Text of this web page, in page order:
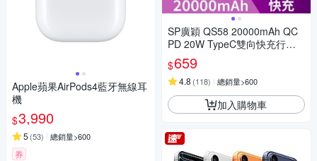
Apple蘋果AirPods4藍牙無線耳
機
$3,990
5 (53) 總銷量>600
券
SP廣穎 QS58 20000mAh QC
PD 20W TypeC雙向快充行動
電源_具Wh標示
$659
4.8 (118) 總銷量>600
加入購物車